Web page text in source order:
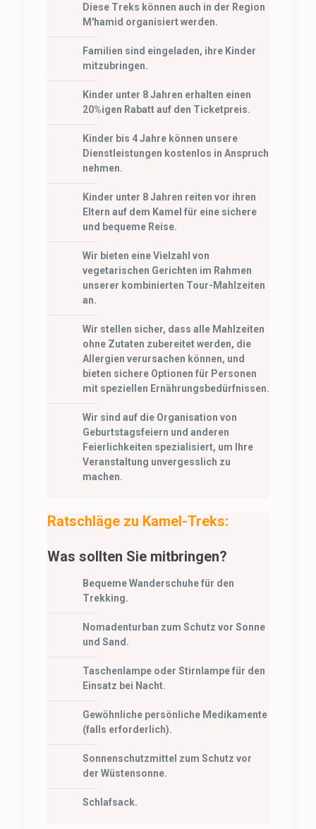
Diese Treks können auch in der Region
M'hamid organisiert werden.
Familien sind eingeladen, ihre Kinder
mitzubringen.
Kinder unter 8 Jahren erhalten einen
20%igen Rabatt auf den Ticketpreis.
Kinder bis 4 Jahre können unsere
Dienstleistungen kostenlos in Anspruch
nehmen.
Kinder unter 8 Jahren reiten vor ihren
Eltern auf dem Kamel für eine sichere
und bequeme Reise.
Wir bieten eine Vielzahl von
vegetarischen Gerichten im Rahmen
unserer kombinierten Tour-Mahlzeiten
an.
Wir stellen sicher, dass alle Mahlzeiten
ohne Zutaten zubereitet werden, die
Allergien verursachen können, und
bieten sichere Optionen für Personen
mit speziellen Ernährungsbedürfnissen.
Wir sind auf die Organisation von
Geburtstagsfeiern und anderen
Feierlichkeiten spezialisiert, um Ihre
Veranstaltung unvergesslich zu
machen.
Ratschläge zu Kamel-Treks:
Was sollten Sie mitbringen?
Bequeme Wanderschuhe für den
Trekking.
Nomadenturban zum Schutz vor Sonne
und Sand.
Taschenlampe oder Stirnlampe für den
Einsatz bei Nacht.
Gewöhnliche persönliche Medikamente
(falls erforderlich).
Sonnenschutzmittel zum Schutz vor
der Wüstensonne.
Schlafsack.